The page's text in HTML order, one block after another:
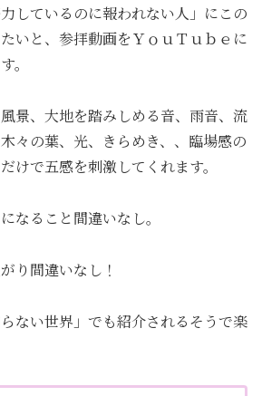
しているのに報われない人」にこの
いと、参拝動画をＹｏｕＴｕｂｅに
。
景、大地を踏みしめる音、雨音、流
々の葉、光、きらめき、、臨場感の
けで五感を刺激してくれます。
なること間違いなし。
り間違いなし！
ない世界」でも紹介されるそうで楽